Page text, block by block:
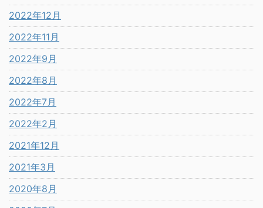
2022年12月
2022年11月
2022年9月
2022年8月
2022年7月
2022年2月
2021年12月
2021年3月
2020年8月